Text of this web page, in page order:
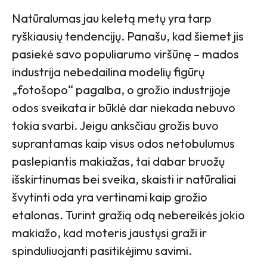
Natūralumas jau keletą metų yra tarp
ryškiausių tendencijų. Panašu, kad šiemet jis
pasiekė savo populiarumo viršūnę – mados
industrija nebedailina modelių figūrų
„fotošopo“ pagalba, o grožio industrijoje
odos sveikata ir būklė dar niekada nebuvo
tokia svarbi. Jeigu anksčiau grožis buvo
suprantamas kaip visus odos netobulumus
paslepiantis makiažas, tai dabar bruožų
išskirtinumas bei sveika, skaisti ir natūraliai
švytinti oda yra vertinami kaip grožio
etalonas. Turint gražią odą nebereikės jokio
makiažo, kad moteris jaustųsi graži ir
spinduliuojanti pasitikėjimu savimi.